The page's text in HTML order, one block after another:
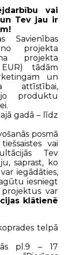
vai
Tev jau ir
Savienības
projekta
projekta
tādām
un
attīstībai,
produktu
gadā – līdz
posmā
vai
Tev
saprast, ko
iegādāties,
iesniegt
var
klātienē
telpā
pl.9 – 17